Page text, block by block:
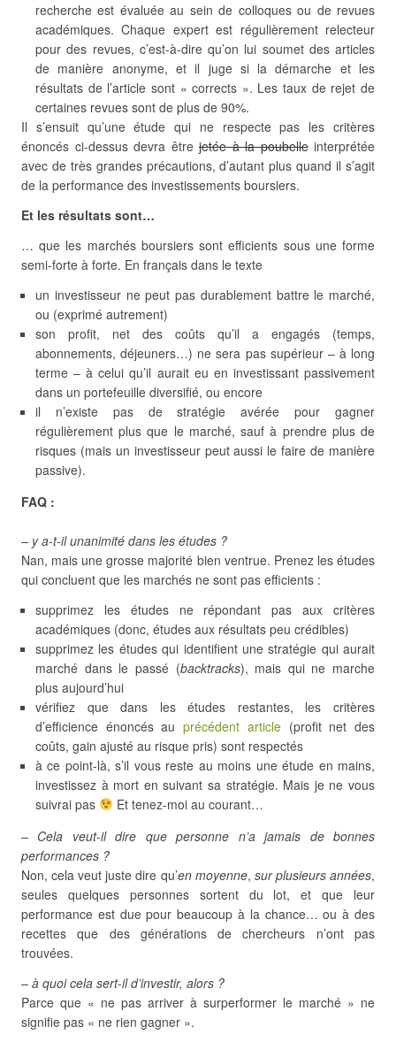
recherche est évaluée au sein de colloques ou de revues
académiques. Chaque expert est régulièrement relecteur
pour des revues, c’est-à-dire qu’on lui soumet des articles
de manière anonyme, et il juge si la démarche et les
résultats de l’article sont « corrects ». Les taux de rejet de
certaines revues sont de plus de 90%.
Il s’ensuit qu’une étude qui ne respecte pas les critères
énoncés ci-dessus devra être jetée à la poubelleinterprétée
avec de très grandes précautions, d’autant plus quand il s’agit
de la performance des investissements boursiers.
Et les résultats sont…
… que les marchés boursiers sont efficients sous une forme
semi-forte à forte. En français dans le texte
un investisseur ne peut pas durablement battre le marché,
ou (exprimé autrement)
son profit, net des coûts qu’il a engagés (temps,
abonnements, déjeuners…) ne sera pas supérieur – à long
terme – à celui qu’il aurait eu en investissant passivement
dans un portefeuille diversifié, ou encore
il n’existe pas de stratégie avérée pour gagner
régulièrement plus que le marché, sauf à prendre plus de
risques (mais un investisseur peut aussi le faire de manière
passive).
FAQ :
– y a-t-il unanimité dans les études ?
Nan, mais une grosse majorité bien ventrue. Prenez les études
qui concluent que les marchés ne sont pas efficients :
supprimez les études ne répondant pas aux critères
académiques (donc, études aux résultats peu crédibles)
supprimez les études qui identifient une stratégie qui aurait
marché dans le passé (backtracks), mais qui ne marche
plus aujourd’hui
vérifiez que dans les études restantes, les critères
d’efficience énoncés auprécédent article(profit net des
coûts, gain ajusté au risque pris) sont respectés
à ce point-là, s’il vous reste au moins une étude en mains,
investissez à mort en suivant sa stratégie. Mais je ne vous
suivrai pas
Et tenez-moi au courant…
– Cela veut-il dire que personne n’a jamais de bonnes
performances ?
Non, cela veut juste dire qu’en moyenne, sur plusieurs années,
seules quelques personnes sortent du lot, et que leur
performance est due pour beaucoup à la chance… ou à des
recettes que des générations de chercheurs n’ont pas
trouvées.
– à quoi cela sert-il d’investir, alors ?
Parce que « ne pas arriver à surperformer le marché » ne
signifie pas « ne rien gagner ».